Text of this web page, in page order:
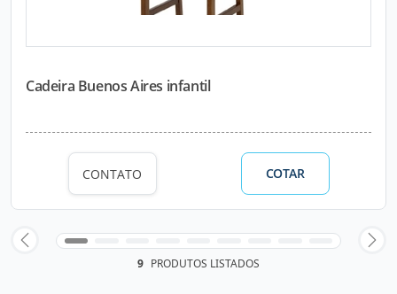
Cadeira Buenos Aires infantil
CONTATO COTAR
9 PRODUTOS LISTADOS